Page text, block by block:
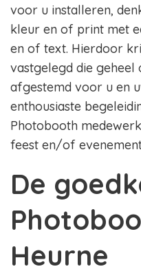
voor u installeren,
kleur en of print met
en of text. Hierdoor
vastgelegd die geheel
afgestemd voor u en
enthousiaste
Photobooth
feest en/of
De
Heurne